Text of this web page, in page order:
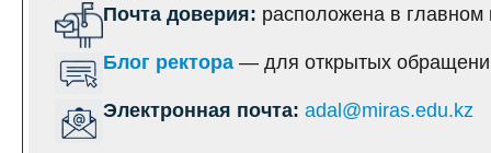
Почта доверия: расположена в главном
Блог ректора — для открытых
Электронная почта: adal@miras.edu.kz